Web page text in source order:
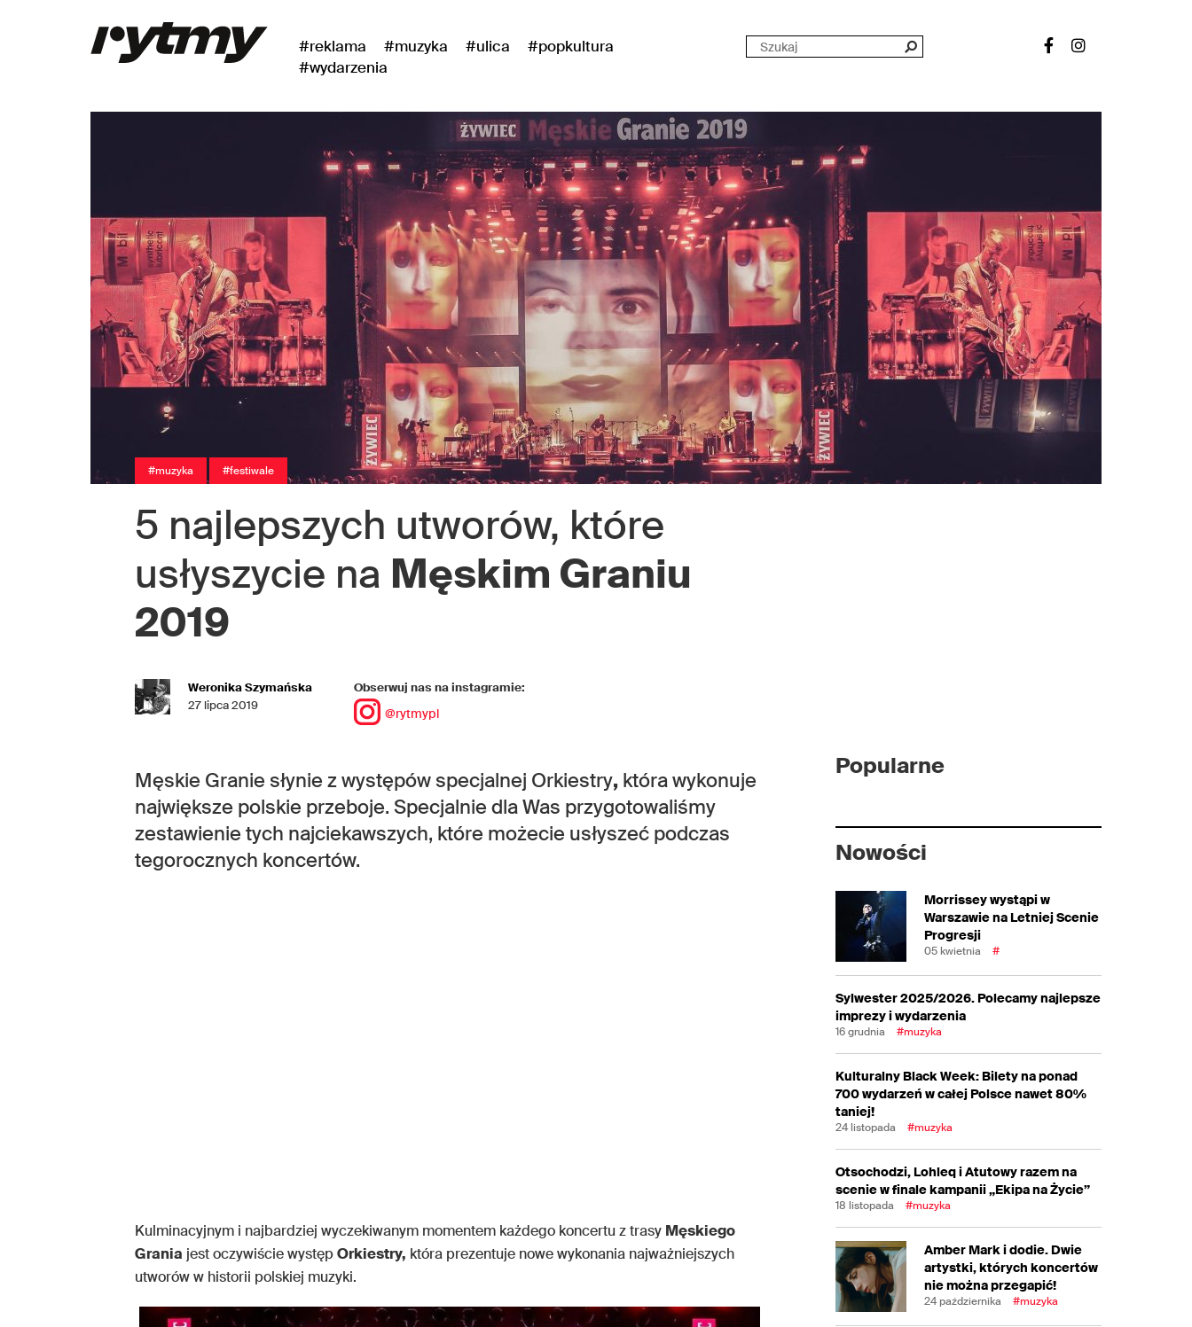
#reklama #muzyka #ulica
#popkultura
#wydarzenia
#muzyka #festiwale
5 najlepszych utworów, które
usłyszycie na Męskim Graniu
2019
Weronika Szymańska
27 lipca 2019
Obserwuj nas na instagramie:
@rytmypl
Męskie Granie słynie z występów specjalnej Orkiestry, która wykonuje
największe polskie przeboje. Specjalnie dla Was przygotowaliśmy
zestawienie tych najciekawszych, które możecie usłyszeć podczas
tegorocznych koncertów.
Kulminacyjnym i najbardziej wyczekiwanym momentem każdego koncertu z trasy Męskiego
Grania jest oczywiście występOrkiestry, która prezentuje nowe wykonania najważniejszych
utworów w historii polskiej muzyki.
Popularne
Nowości
Morrissey wystąpi w
Warszawie na Letniej Scenie
Progresji
05 kwietnia #
Sylwester 2025/2026. Polecamy najlepsze
imprezy i wydarzenia
16 grudnia #muzyka
Kulturalny Black Week: Bilety na ponad
700 wydarzeń w całej Polsce nawet 80%
taniej!
24 listopada #muzyka
Otsochodzi, Lohleq i Atutowy razem na
scenie w finale kampanii „Ekipa na Życie”
18 listopada #muzyka
Amber Mark i dodie. Dwie
artystki, których koncertów
nie można przegapić!
24 października #muzyka